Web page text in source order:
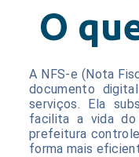
O
A NFS-e (Nota
documento
serviços. Ela
facilita a vida
prefeitura
forma mais